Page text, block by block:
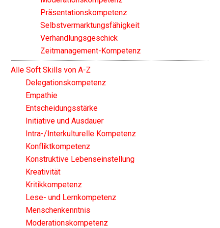
Präsentationskompetenz
Selbstvermarktungsfähigkeit
Verhandlungsgeschick
Zeitmanagement-Kompetenz
Alle Soft Skills von A-Z
Delegationskompetenz
Empathie
Entscheidungsstärke
Initiative und Ausdauer
Intra-/Interkulturelle Kompetenz
Konfliktkompetenz
Konstruktive Lebenseinstellung
Kreativität
Kritikkompetenz
Lese- und Lernkompetenz
Menschenkenntnis
Moderationskompetenz